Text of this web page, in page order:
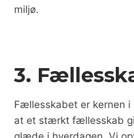
miljø.
3.
Fællesskabet er kernen i
at et stærkt fællesskab